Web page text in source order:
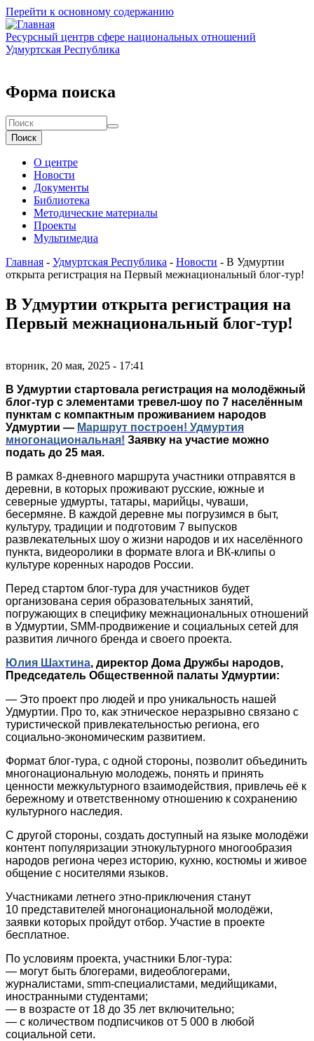
Перейти к основному содержанию
Ресурсный центрв сфере национальных отношений
Удмуртская Республика
Форма поиска
Поиск
О центре
Новости
Документы
Библиотека
Методические материалы
Проекты
Мультимедиа
Главная - Удмуртская Республика - Новости - В Удмуртии
открыта регистрация на Первый межнациональный блог-тур!
В Удмуртии открыта регистрация на
Первый межнациональный блог-тур!
вторник, 20 мая, 2025 - 17:41
В Удмуртии стартовала регистрация на молодёжный
блог-тур с элементами тревел-шоу по 7 населённым
пунктам с компактным проживанием народов
Удмуртии ― Маршрут построен! Удмуртия
многонациональная! Заявку на участие можно
подать до 25 мая.
В рамках 8-дневного маршрута участники отправятся в
деревни, в которых проживают русские, южные и
северные удмурты, татары, марийцы, чуваши,
бесермяне. В каждой деревне мы погрузимся в быт,
культуру, традиции и подготовим 7 выпусков
развлекательных шоу о жизни народов и их населённого
пункта, видеоролики в формате влога и ВК-клипы о
культуре коренных народов России.
Перед стартом блог-тура для участников будет
организована серия образовательных занятий,
погружающих в специфику межнациональных отношений
в Удмуртии, SMM-продвижение и социальных сетей для
развития личного бренда и своего проекта.
Юлия Шахтина, директор Дома Дружбы народов,
Председатель Общественной палаты Удмуртии:
― Это проект про людей и про уникальность нашей
Удмуртии. Про то, как этническое неразрывно связано с
туристической привлекательностью региона, его
социально-экономическим развитием.
Формат блог-тура, с одной стороны, позволит объединить
многонациональную молодежь, понять и принять
ценности межкультурного взаимодействия, привлечь её к
бережному и ответственному отношению к сохранению
культурного наследия.
С другой стороны, создать доступный на языке молодёжи
контент популяризации этнокультурного многообразия
народов региона через историю, кухню, костюмы и живое
общение с носителями языков.
Участниками летнего этно-приключения станут
10 представителей многонациональной молодёжи,
заявки которых пройдут отбор. Участие в проекте
бесплатное.
По условиям проекта, участники Блог-тура:
— могут быть блогерами, видеоблогерами,
журналистами, smm-специалистами, медийщиками,
иностранными студентами;
— в возрасте от 18 до 35 лет включительно;
— с количеством подписчиков от 5 000 в любой
социальной сети.